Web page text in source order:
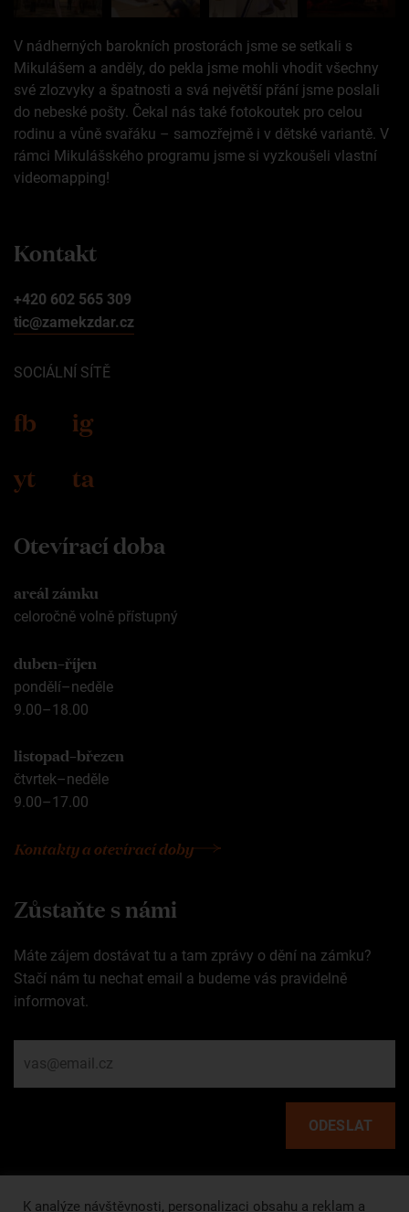
V nádherných barokních prostorách jsme se setkali s
Mikulášem a anděly, do pekla jsme mohli vhodit všechny
své zlozvyky a špatnosti a svá největší přání jsme poslali
do nebeské pošty. Čekal nás také fotokoutek pro celou
rodinu a vůně svařáku – samozřejmě i v dětské variantě. V
rámci Mikulášského programu jsme si vyzkoušeli vlastní
videomapping!
Kontakt
+420 602 565 309
tic@zamekzdar.cz
SOCIÁLNÍ SÍTĚ
fb
ig
yt
ta
Otevírací doba
areál zámku
celoročně volně přístupný
duben–říjen
pondělí–neděle
9.00–18.00
listopad–březen
čtvrtek–neděle
9.00–17.00
Kontakty a otevírací doby
Zůstaňte s námi
Máte zájem dostávat tu a tam zprávy o dění na zámku?
Stačí nám tu nechat email a budeme vás pravidelně
informovat.
Rychlé odkazy
K analýze návštěvnosti, personalizaci obsahu a reklam a